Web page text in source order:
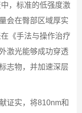
，标准的低强度激
会在臀部区域厚实
《手法与操作治疗
激光能够成功穿透
志物，并加速深层
证实，将810nm和